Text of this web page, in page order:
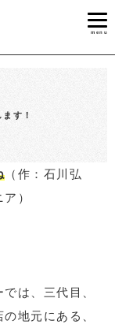
menu
す！
（作：石川弘
）
は、三代目、
地元にある、